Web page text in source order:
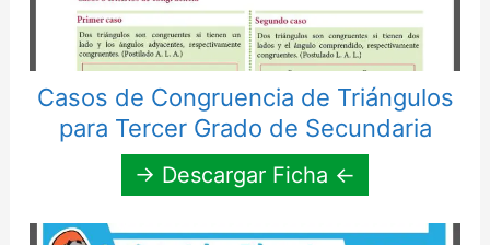
Casos de Congruencia de Triángulos
para Tercer Grado de Secundaria
→ Descargar Ficha ←